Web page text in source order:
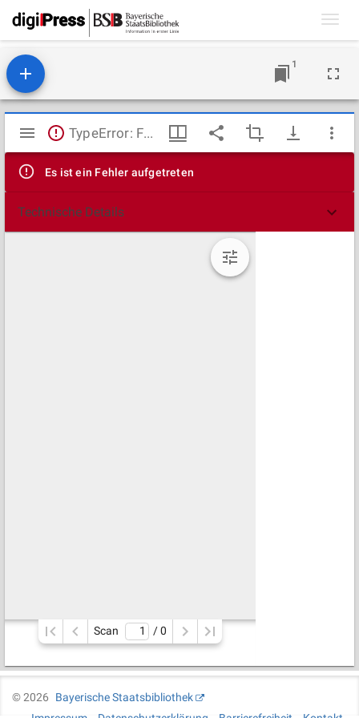
1
Mirador
Viewer
TypeError: Failed to fetch
Es ist ein Fehler aufgetreten
Technische Details
Scan / 0
©2026
Bayerische Staatsbibliothek